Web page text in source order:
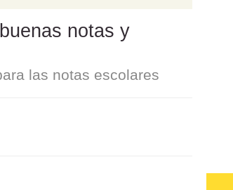
notas y
las notas escolares